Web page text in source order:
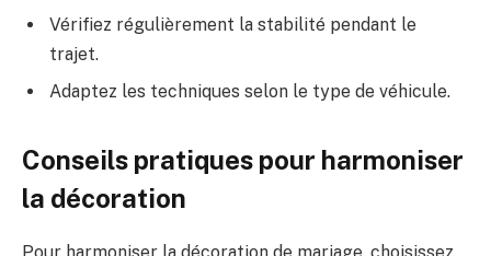
Vérifiez régulièrement la stabilité pendant le
trajet.
Adaptez les techniques selon le type de véhicule.
Conseils pratiques pour harmoniser
la décoration